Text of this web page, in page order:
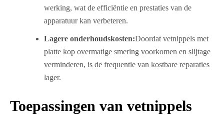
werking, wat de efficiëntie en prestaties van de
apparatuur kan verbeteren.
Lagere onderhoudskosten:Doordat vetnippels met
platte kop overmatige smering voorkomen en slijtage
verminderen, is de frequentie van kostbare reparaties
lager.
Toepassingen van vetnippels